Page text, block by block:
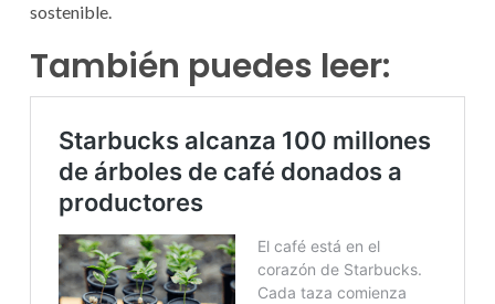
sostenible.
También puedes leer: